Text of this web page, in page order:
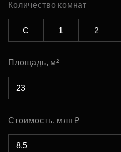
Количество комнат
С 1 2
Площадь, м²
Стоимость, млн ₽